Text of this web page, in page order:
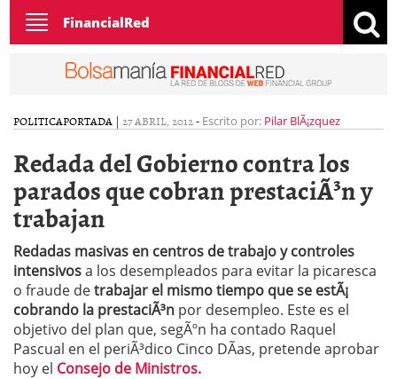
Toggle
navigation
FinancialRed
POLITICAPORTADA | 27 ABRIL, 2012- Escrito por: Pilar BlÃ¡zquez
Redada del Gobierno contra los
parados que cobran prestaciÃ³n y
trabajan
Redadas masivas en centros de trabajo y controles
intensivosa los desempleados para evitar la picaresca
o fraude detrabajar el mismo tiempo que se estÃ¡
cobrando la prestaciÃ³n por desempleo. Este es el
objetivo del plan que, segÃºn ha contado Raquel
Pascual en el periÃ³dico Cinco DÃ­as, pretende aprobar
hoy el Consejo de Ministros.